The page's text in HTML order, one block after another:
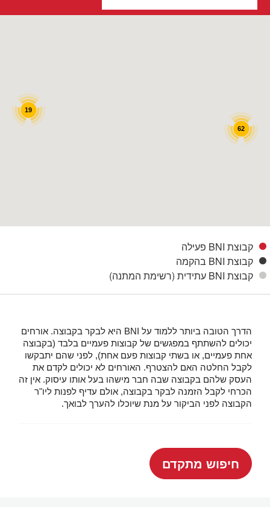
62
19
קבוצת BNI פעילה
קבוצת BNI בהקמה
קבוצת BNI עתידית (רשימת המתנה)
הדרך הטובה ביותר ללמוד על
היא לבקר בקבוצה. אורחים
יכולים להשתתף במפגשים של קבוצות פעמיים בלבד (בקבוצה
אחת פעמיים, או בשתי קבוצות פעם אחת), לפני שהם יתבקשו
לקבל החלטה האם להצטרף. האורחים לא יכולים לקדם את
העסק שלהם בקבוצה שבה חבר מישהו בעל אותו עיסוק. אין זה
הכרחי לקבל הזמנה לבקר בקבוצה, אולם עדיף לפנות ליו"ר
הקבוצה לפני הביקור על מנת שיוכלו להערך לבואך.
חיפוש מתקדם